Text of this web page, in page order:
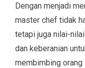
Dengan menjadi
master chef tidak
tetapi juga nilai-
dan keberanian
membimbing orang